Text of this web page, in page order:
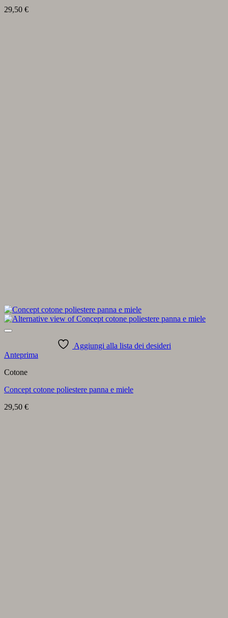
29,50 €
Aggiungi alla lista dei desideri
Anteprima
Cotone
Concept cotone poliestere panna e miele
29,50 €